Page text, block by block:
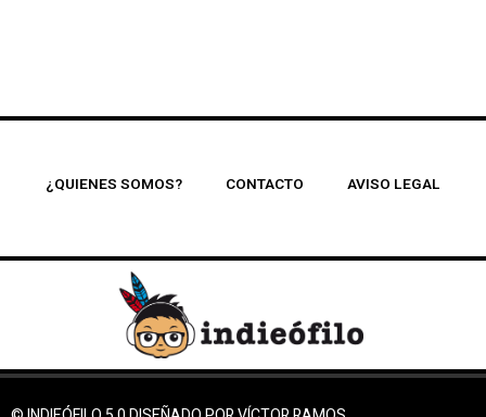
¿QUIENES SOMOS? CONTACTO AVISO LEGAL